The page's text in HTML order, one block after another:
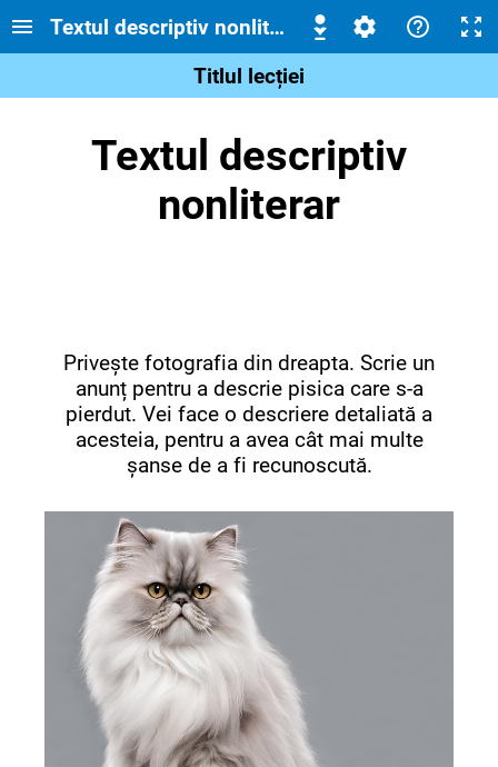
Textul descriptiv nonliterar
Titlul lecției
Textul descriptiv
nonliterar
Privește fotografia din dreapta. Scrie un
anunț pentru a descrie pisica care s-a
pierdut. Vei face o descriere detaliată a
acesteia, pentru a avea cât mai multe
șanse de a fi recunoscută.